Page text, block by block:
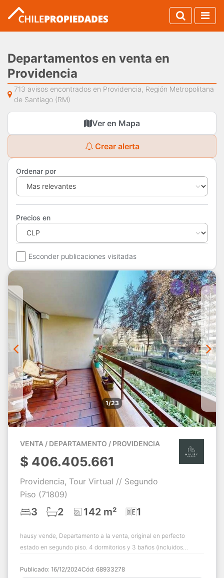
Departamentos en venta en
Providencia
713 avisos encontrados en Providencia, Región Metropolitana
de Santiago (RM)
Ver en Mapa
Crear alerta
Ordenar por
Precios en
Esconder publicaciones visitadas
1/23
VENTA / DEPARTAMENTO / PROVIDENCIA
$ 406.405.661
Providencia, Tour Virtual // Segundo
Piso (71809)
3 2 142 m² 1
hausy vende, Departamento a la venta, original en perfecto
estado en segundo piso. 4 dormitorios y 3 baños (incluidos
Publicado: 16/12/2024Cód: 68933278